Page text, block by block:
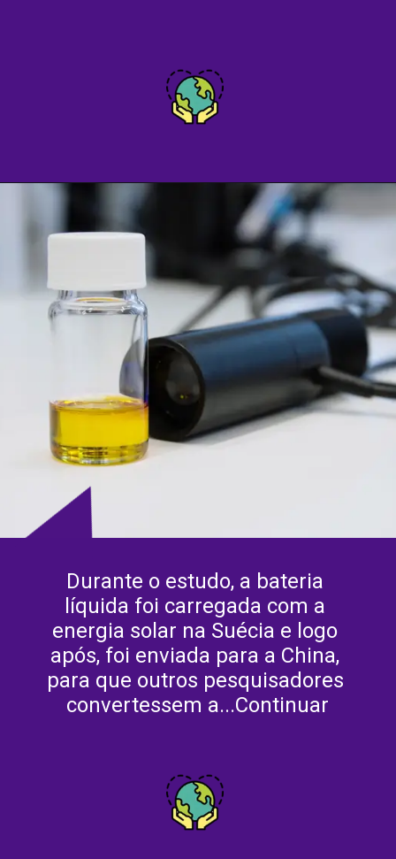
Durante o estudo, a bateria
líquida foi carregada com a
energia solar na Suécia e logo
após, foi enviada para a China,
para que outros pesquisadores
convertessem a...Continuar